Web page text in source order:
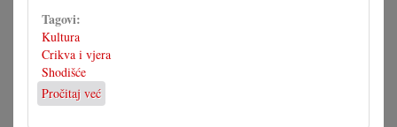
Tagovi:
Kultura
Crikva i vjera
Shodišće
Pročitaj već
Hrvatsko